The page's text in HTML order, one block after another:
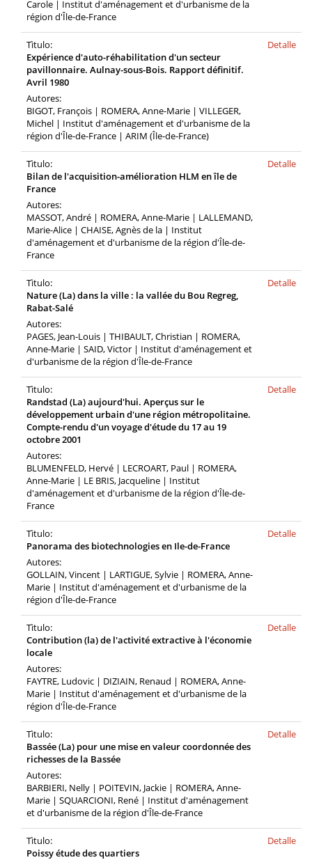
Carole | Institut d'aménagement et d'urbanisme de la
région d'Île-de-France
Tìtulo:
Expérience d'auto-réhabilitation d'un secteur
pavillonnaire. Aulnay-sous-Bois. Rapport définitif.
Avril 1980
Autores:
BIGOT, François | ROMERA, Anne-Marie | VILLEGER,
Michel | Institut d'aménagement et d'urbanisme de la
région d'Île-de-France | ARIM (Île-de-France)
Detalle
Tìtulo:
Bilan de l'acquisition-amélioration HLM en île de
France
Autores:
MASSOT, André | ROMERA, Anne-Marie | LALLEMAND,
Marie-Alice | CHAISE, Agnès de la | Institut
d'aménagement et d'urbanisme de la région d'Île-de-
France
Detalle
Tìtulo:
Nature (La) dans la ville : la vallée du Bou Regreg,
Rabat-Salé
Autores:
PAGES, Jean-Louis | THIBAULT, Christian | ROMERA,
Anne-Marie | SAID, Victor | Institut d'aménagement et
d'urbanisme de la région d'Île-de-France
Detalle
Tìtulo:
Randstad (La) aujourd'hui. Aperçus sur le
développement urbain d'une région métropolitaine.
Compte-rendu d'un voyage d'étude du 17 au 19
octobre 2001
Autores:
BLUMENFELD, Hervé | LECROART, Paul | ROMERA,
Anne-Marie | LE BRIS, Jacqueline | Institut
d'aménagement et d'urbanisme de la région d'Île-de-
France
Detalle
Tìtulo:
Panorama des biotechnologies en Ile-de-France
Autores:
GOLLAIN, Vincent | LARTIGUE, Sylvie | ROMERA, Anne-
Marie | Institut d'aménagement et d'urbanisme de la
région d'Île-de-France
Detalle
Tìtulo:
Contribution (la) de l'activité extractive à l'économie
locale
Autores:
FAYTRE, Ludovic | DIZIAIN, Renaud | ROMERA, Anne-
Marie | Institut d'aménagement et d'urbanisme de la
région d'Île-de-France
Detalle
Tìtulo:
Bassée (La) pour une mise en valeur coordonnée des
richesses de la Bassée
Autores:
BARBIERI, Nelly | POITEVIN, Jackie | ROMERA, Anne-
Marie | SQUARCIONI, René | Institut d'aménagement
et d'urbanisme de la région d'Île-de-France
Detalle
Tìtulo:
Poissy étude des quartiers
Detalle